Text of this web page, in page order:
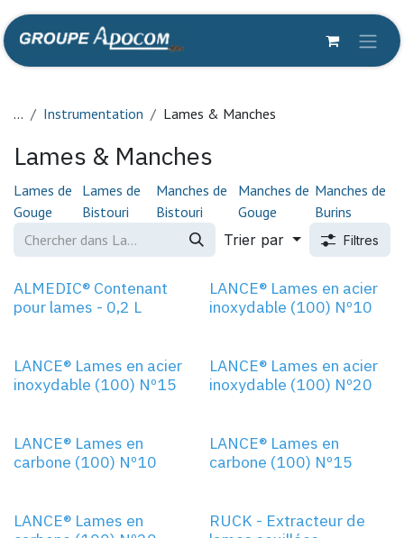
Se rendre au contenu
... Instrumentation Lames & Manches
Lames & Manches
Lames de
Gouge
Lames de
Bistouri
Manches de
Bistouri
Manches de
Gouge
Manches de
Burins
Trier par
Filtres
ALMEDIC® Contenant
pour lames - 0,2 L
Nº10
LANCE® Lames en acier
inoxydable (100) Nº10
Nº15
LANCE® Lames en acier
inoxydable (100) Nº15
Nº20
LANCE® Lames en acier
inoxydable (100) Nº20
Nº10
LANCE® Lames en
carbone (100) Nº10
Nº15
LANCE® Lames en
carbone (100) Nº15
Nº20
LANCE® Lames en
RUCK - Extracteur de